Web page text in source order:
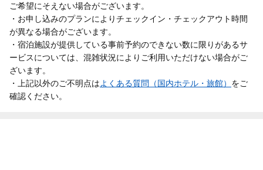
ご希望にそえない場合がございます。
・お申し込みのプランによりチェックイン・チェックアウト時間
が異なる場合がございます。
・宿泊施設が提供している事前予約のできない数に限りがあるサ
ービスについては、混雑状況によりご利用いただけない場合がご
ざいます。
・上記以外のご不明点はよくある質問（国内ホテル・旅館） をご
確認ください。